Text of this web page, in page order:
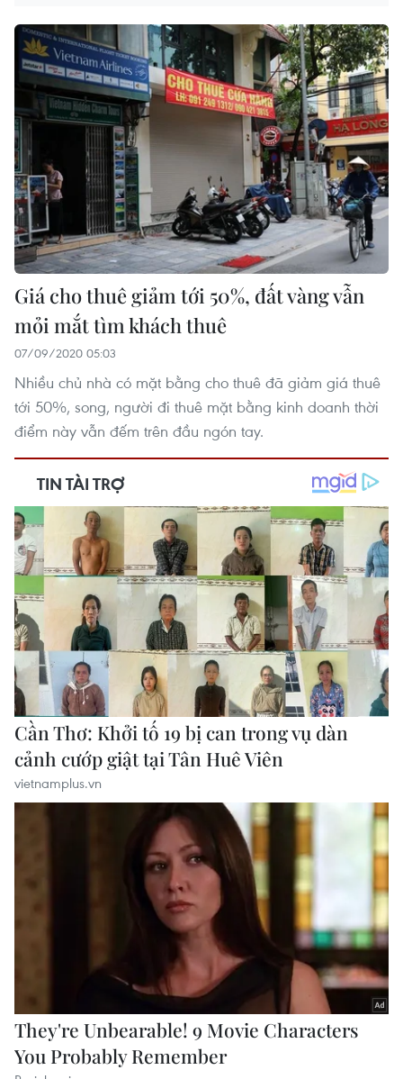
Giá cho thuê giảm tới 50%, đất vàng vẫn
mỏi mắt tìm khách thuê
07/09/2020 05:03
Nhiều chủ nhà có mặt bằng cho thuê đã giảm giá thuê
tới 50%, song, người đi thuê mặt bằng kinh doanh thời
điểm này vẫn đếm trên đầu ngón tay.